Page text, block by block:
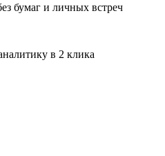
бумаг и личных встреч
в 2 клика